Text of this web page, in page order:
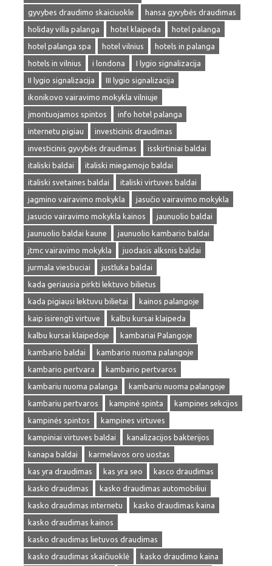
gyvybes draudimo skaiciuokle
hansa gyvybės draudimas
holiday villa palanga
hotel klaipeda
hotel palanga
hotel palanga spa
hotel vilnius
hotels in palanga
hotels in vilnius
i londona
I lygio signalizacija
II lygio signalizacija
III lygio signalizacija
ikonikovo vairavimo mokykla vilniuje
įmontuojamos spintos
info hotel palanga
internetu pigiau
investicinis draudimas
investicinis gyvybės draudimas
isskirtiniai baldai
italiski baldai
italiski miegamojo baldai
italiski svetaines baldai
italiski virtuves baldai
jagmino vairavimo mokykla
jasučio vairavimo mokykla
jasucio vairavimo mokykla kainos
jaunuolio baldai
jaunuolio baldai kaune
jaunuolio kambario baldai
jtmc vairavimo mokykla
juodasis alksnis baldai
jurmala viesbuciai
justluka baldai
kada geriausia pirkti lektuvo bilietus
kada pigiausi lektuvu bilietai
kainos palangoje
kaip isirengti virtuve
kalbu kursai klaipeda
kalbu kursai klaipedoje
kambariai Palangoje
kambario baldai
kambario nuoma palangoje
kambario pertvara
kambario pertvaros
kambariu nuoma palanga
kambariu nuoma palangoje
kambariu pertvaros
kampinė spinta
kampines sekcijos
kampinės spintos
kampines virtuves
kampiniai virtuves baldai
kanalizacijos bakterijos
kanapa baldai
karmelavos oro uostas
kas yra draudimas
kas yra seo
kasco draudimas
kasko draudimas
kasko draudimas automobiliui
kasko draudimas internetu
kasko draudimas kaina
kasko draudimas kainos
kasko draudimas lietuvos draudimas
kasko draudimas skaičiuoklė
kasko draudimo kaina